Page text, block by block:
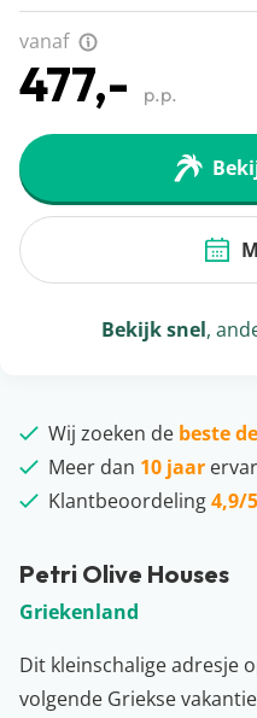
Petri Olive Houses
Griekenland
Dit kleinschalige adresje
volgende Griekse
vanaf
477,- p.p.
Bekijk snel,
Wij zoeken de beste
Meer dan 10 jaar
Klantbeoordeling4,9/5